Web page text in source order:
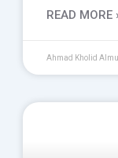
READ MORE
Ahmad Kholid